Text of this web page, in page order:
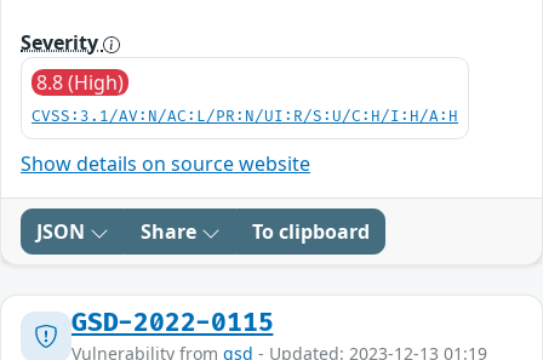
Severity
8.8 (High)
CVSS:3.1/AV:N/AC:L/PR:N/UI:R/S:U/C:H/I:H/A:H
Show details on source website
JSON Share To clipboard
GSD-2022-0115
Vulnerability from gsd - Updated: 2023-12-13 01:19